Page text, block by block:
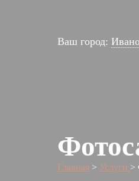
Ваш город:
Главная > Услуги >